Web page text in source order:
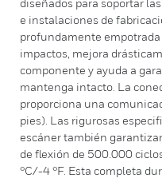
diseñados para soportar
e instalaciones de
profundamente
impactos, mejora
componente y ayuda a
mantenga intacto. La
proporciona una
pies). Las rigurosas
escáner también
de flexión de 500.000
°C/-4 °F. Esta completa